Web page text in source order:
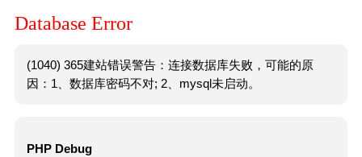
Database Error
(1040) 365建站错误警告：连接数据库失败，可能的原
因：1、数据库密码不对; 2、mysql未启动。
PHP Debug